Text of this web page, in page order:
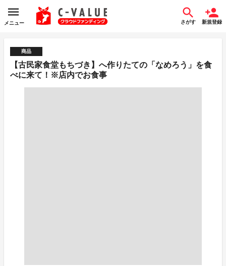
メニュー さがす 新規登録
商品
【古民家食堂もちづき】へ作りたての「なめろう」を食
べに来て！※店内でお食事